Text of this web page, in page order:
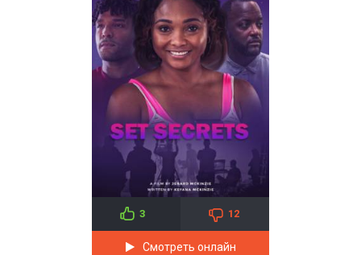
3 12
Смотреть онлайн